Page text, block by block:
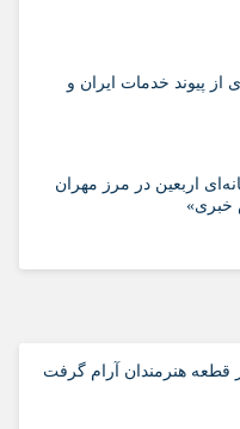
از پیوند خدمات ایران و
اربعین در مرز مهران
خبری»
قطعه هنرمندان آرام گرفت